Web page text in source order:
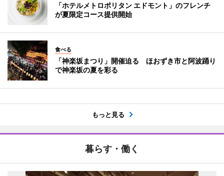
「ホテルメトロポリタン エドモント」のフレンチ
が夏限定コース提供開始
食べる
「神楽坂まつり」開催迫る ほおずき市と阿波踊り
で神楽坂の夏を彩る
もっと見る
暮らす・働く